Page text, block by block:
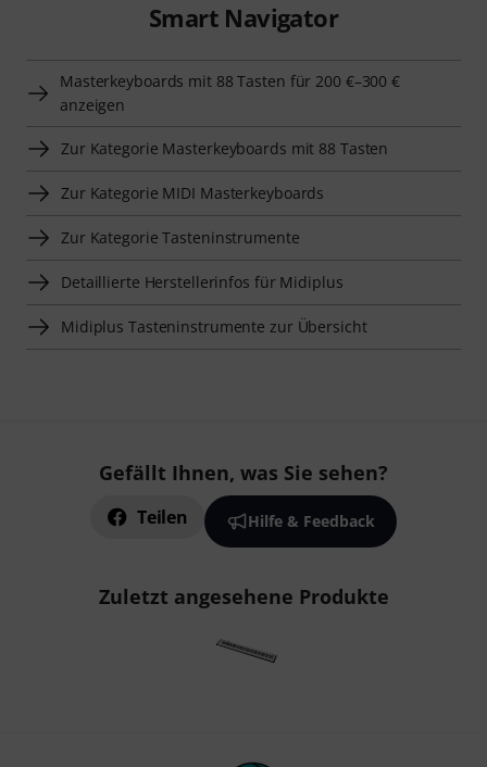
Smart Navigator
Masterkeyboards mit 88 Tasten für 200 €–300 €
anzeigen
Zur Kategorie Masterkeyboards mit 88 Tasten
Zur Kategorie MIDI Masterkeyboards
Zur Kategorie Tasteninstrumente
Detaillierte Herstellerinfos für Midiplus
Midiplus Tasteninstrumente zur Übersicht
Gefällt Ihnen, was Sie sehen?
Teilen Hilfe & Feedback
Zuletzt angesehene Produkte